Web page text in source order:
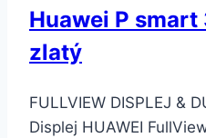
Huawei P smart
zlatý
FULLVIEW DISPLEJ &
Displej HUAWEI